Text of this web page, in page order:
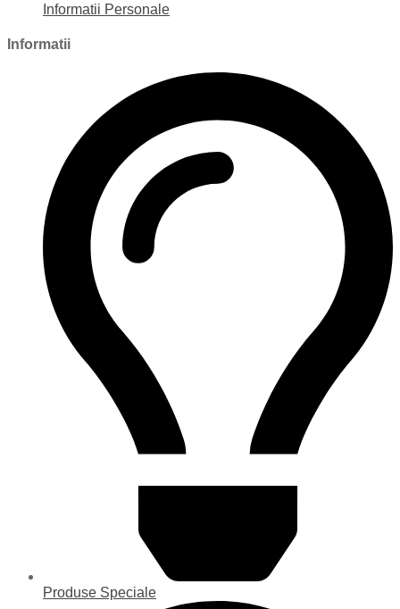
Informatii Personale
Informatii
Produse Speciale